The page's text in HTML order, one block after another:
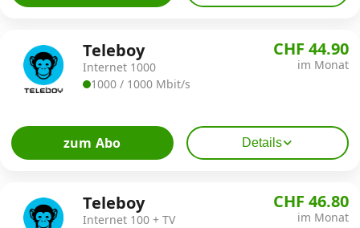
Teleboy
Internet 1000
1000 / 1000 Mbit/s
CHF 44.90
im Monat
zum Abo Details
Teleboy
Internet 100 + TV
CHF 46.80
im Monat